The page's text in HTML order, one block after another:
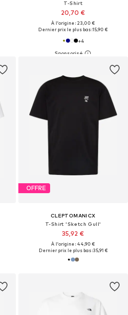
T-Shirt
20,70 €
À l'origine : 23,00 €
Dernier prix le plus bas :15,90 €
+4
OFFRE
CLEPTOMANICX
T-Shirt 'Sketch Gull'
35,92 €
À l'origine : 44,90 €
Dernier prix le plus bas :35,91 €